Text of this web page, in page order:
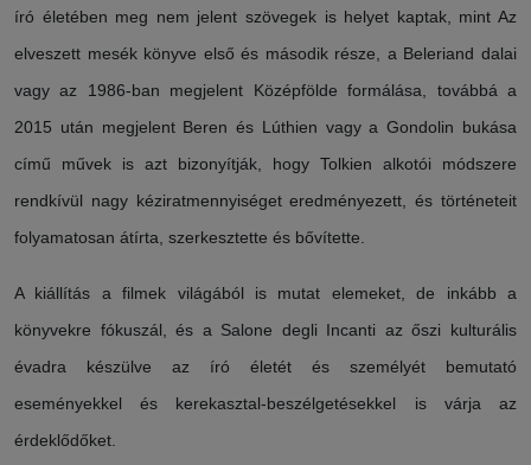
író életében meg nem jelent szövegek is helyet kaptak, mint Az
elveszett mesék könyve első és második része, a Beleriand dalai
vagy az 1986-ban megjelent Középfölde formálása, továbbá a
2015 után megjelent Beren és Lúthien vagy a Gondolin bukása
című művek is azt bizonyítják, hogy Tolkien alkotói módszere
rendkívül nagy kéziratmennyiséget eredményezett, és történeteit
folyamatosan átírta, szerkesztette és bővítette.
A kiállítás a filmek világából is mutat elemeket, de inkább a
könyvekre fókuszál, és a Salone degli Incanti az őszi kulturális
évadra készülve az író életét és személyét bemutató
eseményekkel és kerekasztal-beszélgetésekkel is várja az
érdeklődőket.